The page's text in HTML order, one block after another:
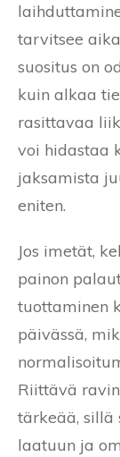
tarvitsee
suositus on
kuin alkaa
rasittavaa
voi hidastaa
jaksamista
eniten.
Jos imetät,
painon
tuottaminen
päivässä,
Riittävä
tärkeää, sillä
laatuun ja